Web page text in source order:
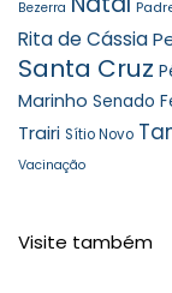
Bezerra
Rita de Cássia
Santa Cruz
Marinho Senado
Trairi Sítio Novo
Vacinação
Visite também